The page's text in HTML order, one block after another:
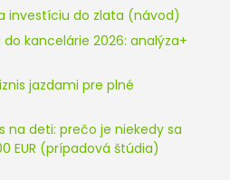
investíciu do zlata (návod)
kancelárie 2026: analýza+
jazdami pre plné
na deti: prečo je niekedy sa
EUR (prípadová štúdia)